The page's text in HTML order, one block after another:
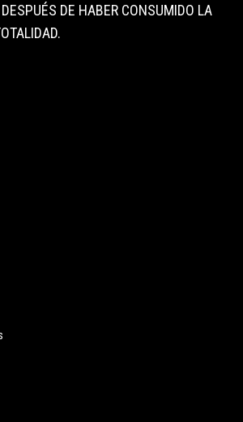
DE HABER CONSUMIDO LA